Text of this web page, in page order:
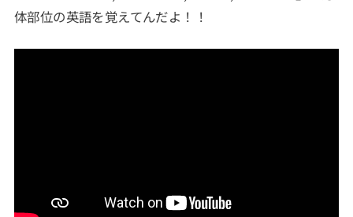
体部位の英語を覚えてんだよ！！